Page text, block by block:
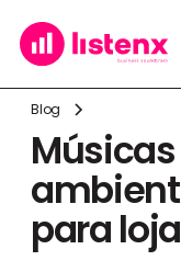
Blog
para